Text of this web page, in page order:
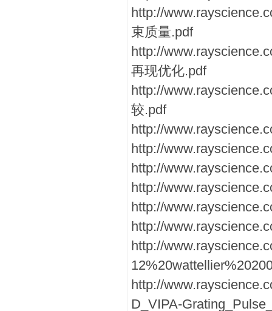
http://
束质量.pdf
http://
再现优化.pdf
http://
较.pdf
http://
http://
http://
http://
http://
http://
http://
http://
D_VIPA-